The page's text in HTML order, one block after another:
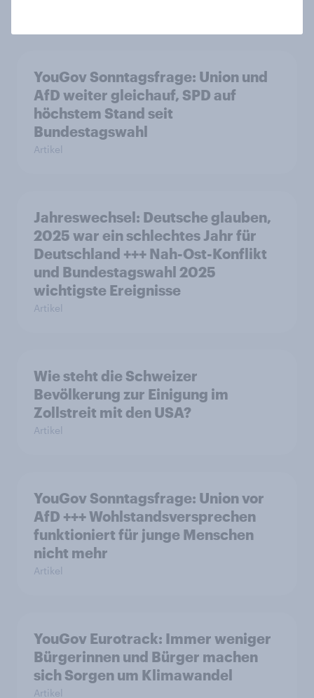
YouGov Sonntagsfrage: Union und
AfD weiter gleichauf, SPD auf
höchstem Stand seit
Bundestagswahl
Artikel
Jahreswechsel: Deutsche glauben,
2025 war ein schlechtes Jahr für
Deutschland +++ Nah-Ost-Konflikt
und Bundestagswahl 2025
wichtigste Ereignisse
Artikel
Wie steht die Schweizer
Bevölkerung zur Einigung im
Zollstreit mit den USA?
Artikel
YouGov Sonntagsfrage: Union vor
AfD +++ Wohlstandsversprechen
funktioniert für junge Menschen
nicht mehr
Artikel
YouGov Eurotrack: Immer weniger
Bürgerinnen und Bürger machen
sich Sorgen um Klimawandel
Artikel